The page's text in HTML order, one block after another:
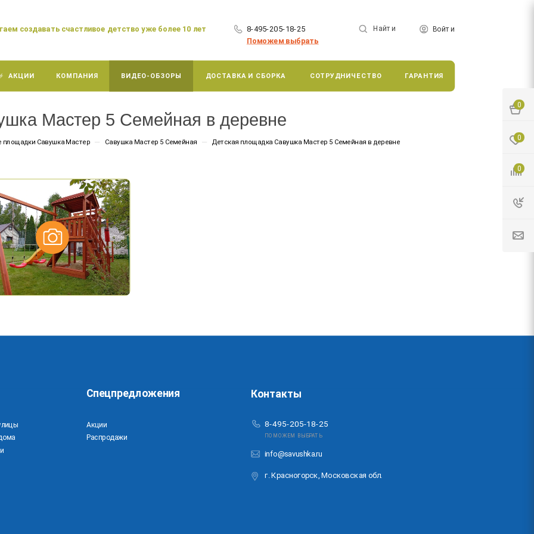
создавать счастливое детство уже более 10 лет
8-495-205-18-25
Поможем выбрать
Войти
Найти
АКЦИИ КОМПАНИЯ ВИДЕО-ОБЗОРЫ ДОСТАВКА И СБОРКА СОТРУДНИЧЕСТВО ГАРАНТИЯ
Мастер 5 Семейная в деревне
площадки Савушка Мастер — Савушка Мастер 5 Семейная — Детская площадка Савушка Мастер 5 Семейная в деревне
Спецпредложения
Акции
Распродажи
Контакты
8-495-205-18-25
ПОМОЖЕМ ВЫБРАТЬ
info@savushka.ru
г. Красногорск, Московская обл.
0
0
0
×